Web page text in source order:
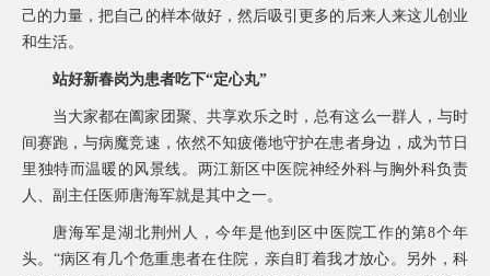
己的力量，把自己的样本做好，然后吸引更多的后来人来这儿创业
和生活。
站好新春岗为患者吃下“定心丸”
当大家都在阖家团聚、共享欢乐之时，总有这么一群人，与时
间赛跑，与病魔竞速，依然不知疲倦地守护在患者身边，成为节日
里独特而温暖的风景线。两江新区中医院神经外科与胸外科负责
人、副主任医师唐海军就是其中之一。
唐海军是湖北荆州人，今年是他到区中医院工作的第8个年
头。“病区有几个危重患者在住院，亲自盯着我才放心。另外，科